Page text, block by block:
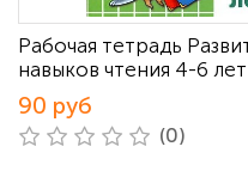
Рабочая тетрадь
навыков чтения 4-6 лет
90 руб
(0)